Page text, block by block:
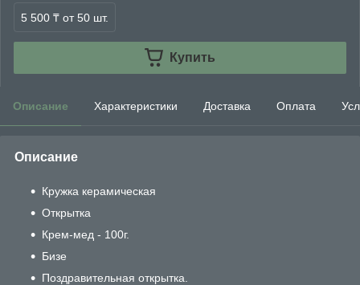
5 500 ₸ от 50 шт.
Купить
Описание Характеристики Доставка Оплата
Описание
Кружка керамическая
Открытка
Крем-мед - 100г.
Бизе
Поздравительная открытка.